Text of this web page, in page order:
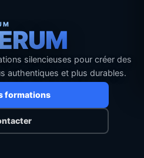
silencieuses pour créer des
authentiques et plus durables.
formations